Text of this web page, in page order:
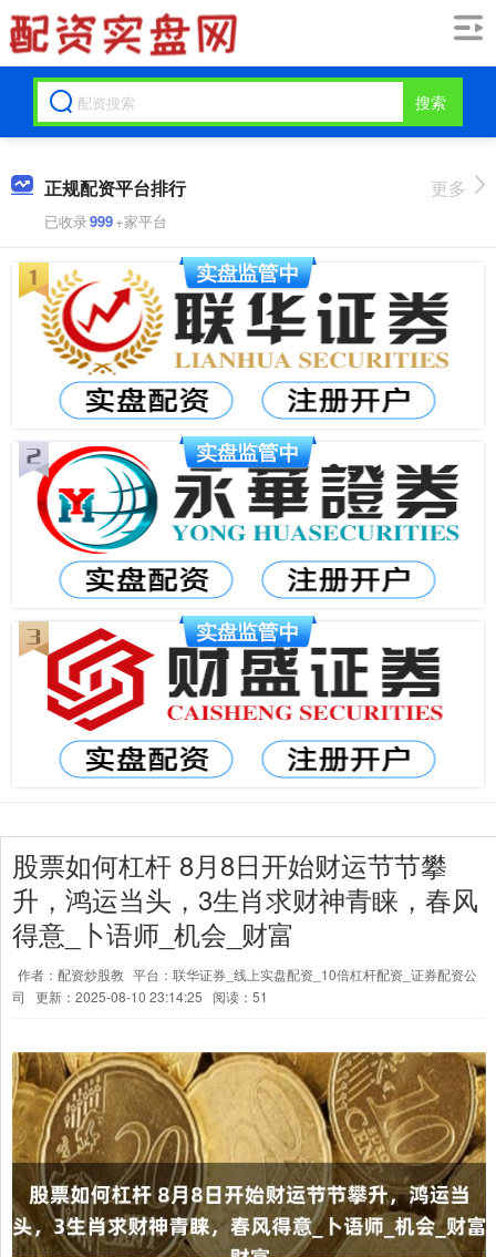
搜索
正规配资平台排行
已收录999+家平台
更多
股票如何杠杆 8月8日开始财运节节攀
升，鸿运当头，3生肖求财神青睐，春风
得意_卜语师_机会_财富
作者：配资炒股教 平台：联华证券_线上实盘配资_10倍杠杆配资_证券配资公
司
更新：2025-08-10 23:14:25 阅读：51